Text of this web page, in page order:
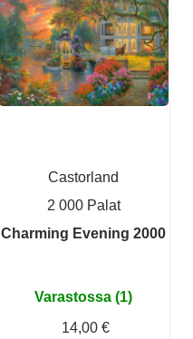
Castorland
2 000 Palat
Charming Evening 2000
Varastossa (1)
14,00 €